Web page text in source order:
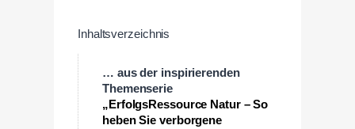
Inhaltsverzeichnis
… aus der inspirierenden
Themenserie
„ErfolgsRessource Natur – So
heben Sie verborgene